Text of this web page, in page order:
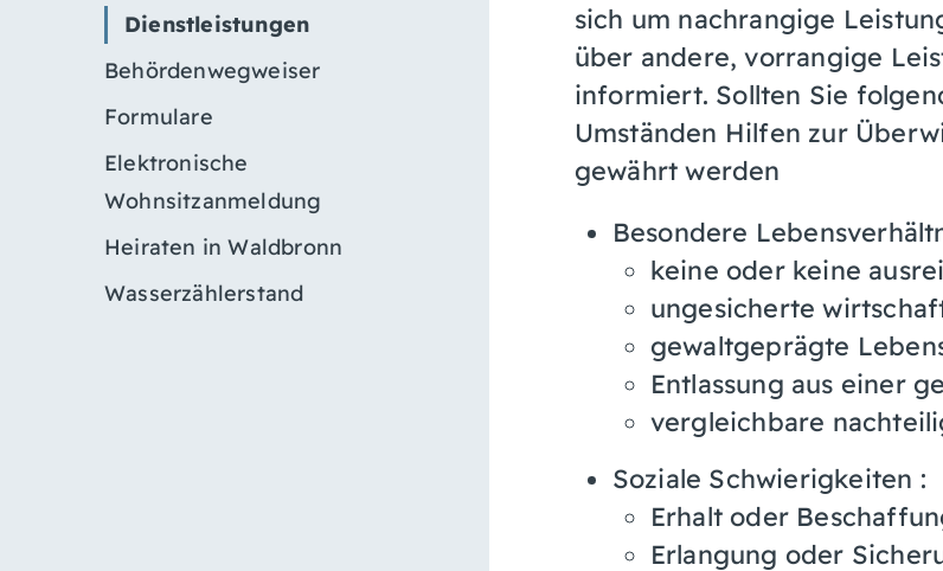
Dienstleistungen
Behördenwegweiser
Formulare
Elektronische
Wohnsitzanmeldung
Heiraten in Waldbronn
Wasserzählerstand
sich um nachrangige
über andere, vorrangige
informiert. Sollten Sie
Umständen Hilfen zur
gewährt werden
Besondere
keine oder keine
ungesicherte
gewaltgeprägte
Entlassung aus einer
vergleichbare
Soziale Schwierigkeiten :
Erhalt oder
Erlangung oder